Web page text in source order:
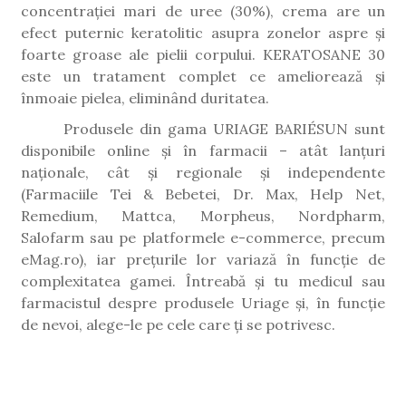
concentrației mari de uree (30%), crema are un
efect puternic keratolitic asupra zonelor aspre și
foarte groase ale pielii corpului. KERATOSANE 30
este un tratament complet ce ameliorează și
înmoaie pielea, eliminând duritatea.
Produsele din gama URIAGE BARIÉSUN sunt
disponibile online și în farmacii – atât lanțuri
naționale, cât și regionale și independente
(Farmaciile Tei & Bebetei, Dr. Max, Help Net,
Remedium, Mattca, Morpheus, Nordpharm,
Salofarm sau pe platformele e-commerce, precum
eMag.ro), iar prețurile lor variază în funcție de
complexitatea gamei. Întreabă și tu medicul sau
farmacistul despre produsele Uriage și, în funcție
de nevoi, alege-le pe cele care ți se potrivesc.